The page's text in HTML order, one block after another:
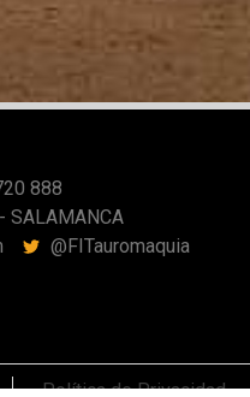
888
SALAMANCA
@FITauromaquia
Política de Privacidad